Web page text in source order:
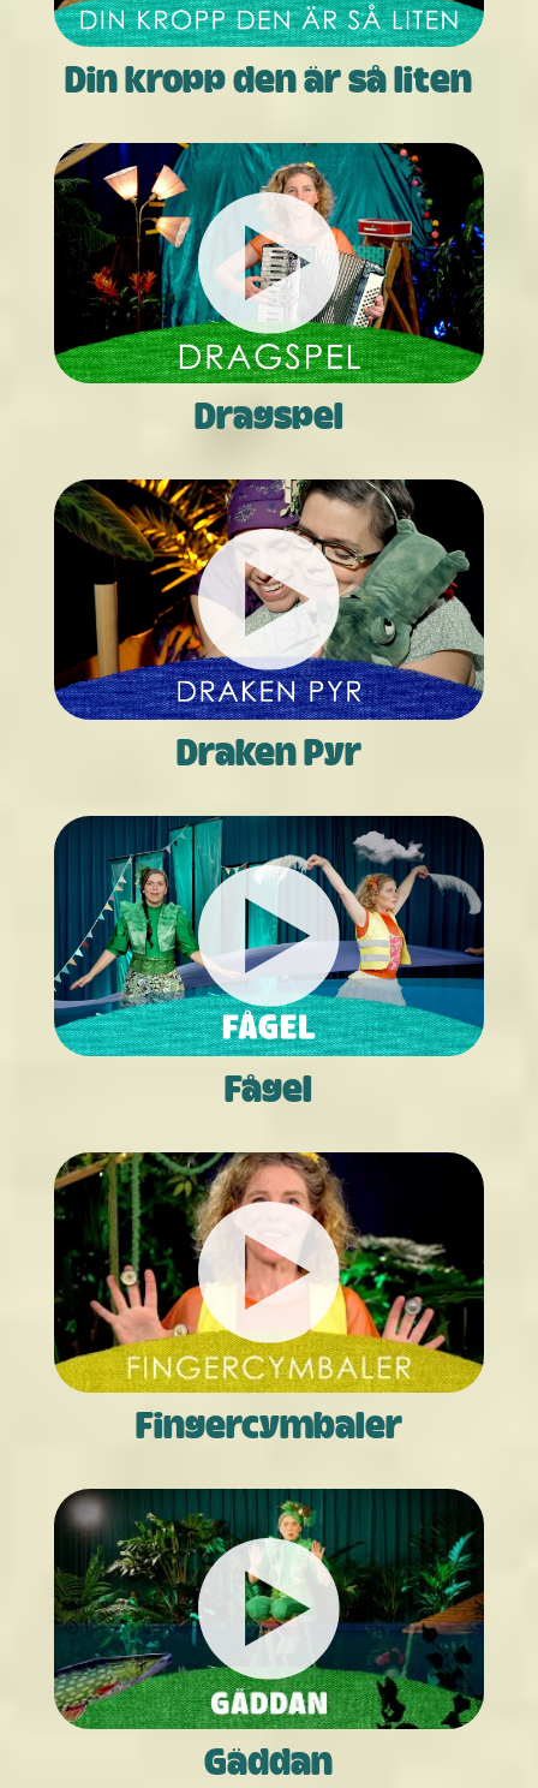
Din kropp den är så liten
Dragspel
Draken Pyr
Fågel
Finger­cymbaler
Gäddan